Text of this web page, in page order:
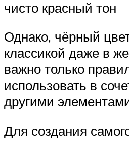
чисто красный тон
Однако, чёрный
классикой даже в
важно только
использовать в
другими
Для создания